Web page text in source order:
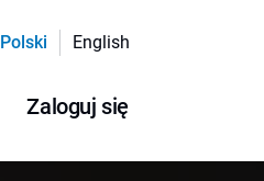
Polski English
Zaloguj się